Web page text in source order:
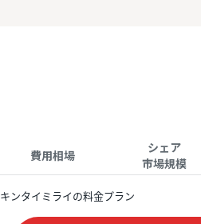
費用相場
シェア
市場規模
キンタイミライの料金プラン